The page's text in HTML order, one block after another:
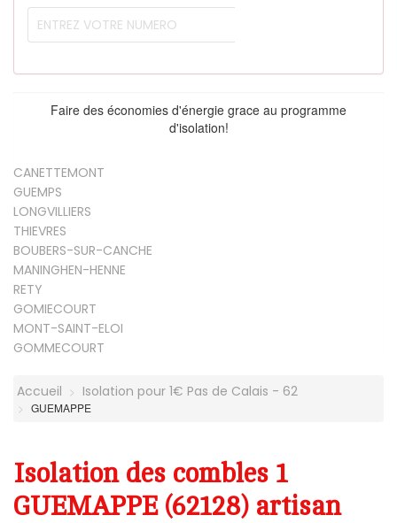
Faire des économies d'énergie grace au programme
d'isolation!
CANETTEMONT
GUEMPS
LONGVILLIERS
THIEVRES
BOUBERS-SUR-CANCHE
MANINGHEN-HENNE
RETY
GOMIECOURT
MONT-SAINT-ELOI
GOMMECOURT
Accueil Isolation pour 1€ Pas de Calais - 62
GUEMAPPE
Isolation des combles 1
GUEMAPPE (62128) artisan